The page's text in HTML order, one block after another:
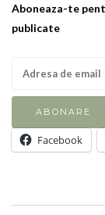
Aboneaza-te
publicate
Facebook